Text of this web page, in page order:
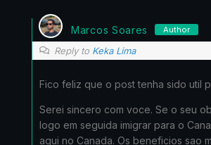
Marcos Soares Author
Reply to Keka Lima
Fico feliz que o post tenha sido util
Serei sincero com voce. Se o seu
logo em seguida imigrar para o
aqui no Canada. Os beneficios sao